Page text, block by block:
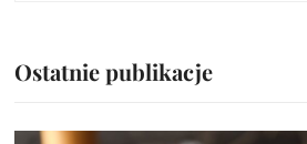
Ostatnie publikacje